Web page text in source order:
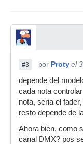
#3 por Proty el
depende del
cada nota
nota, seria el
resto depende de
Ahora bien, como
canal DMX? pos